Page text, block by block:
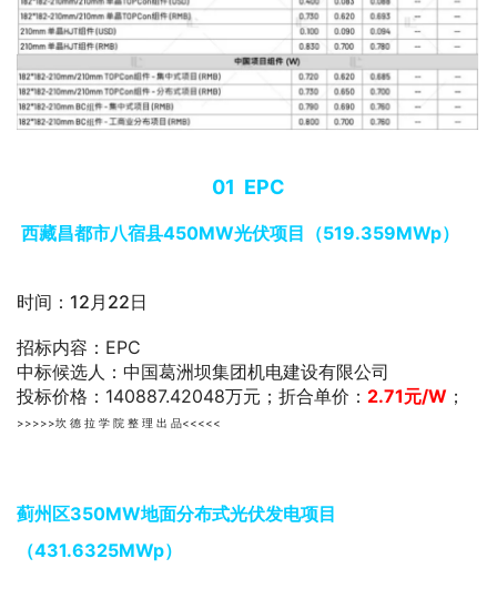
01 EPC
西藏昌都市八宿县450MW光伏项目（519.359MWp）
时间：12月22日
招标内容：EPC
中标候选人：中国葛洲坝集团机电建设有限公司
投标价格：140887.42048万元；折合单价： 2.71元/W ；
>>>>>坎 德 拉 学 院 整 理 出 品<<<<<
蓟州区350MW地面分布式光伏发电项目
（431.6325MWp）